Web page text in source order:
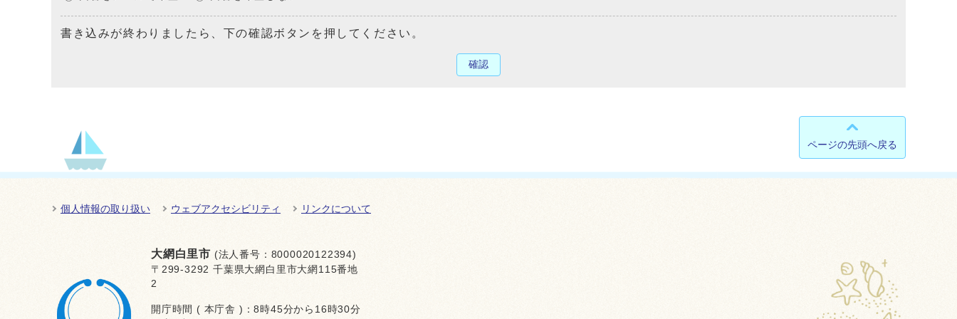
書き込みが終わりましたら、下の確認ボタンを押してください。
確認
ページの先頭へ戻る
個人情報の取り扱い ウェブアクセシビリティ リンクについて
大網白里市 (法人番号：8000020122394)
〒299-3292 千葉県大網白里市大網115番地
2
開庁時間 ( 本庁舎 )：8時45分から16時30分